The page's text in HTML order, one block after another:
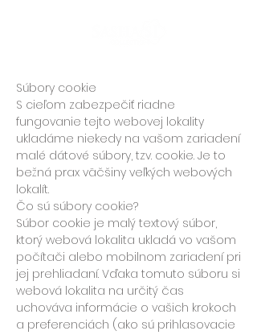
Súbory cookie
S cieľom zabezpečiť riadne
fungovanie tejto webovej lokality
ukladáme niekedy na vašom zariadení
malé dátové súbory, tzv. cookie. Je to
bežná prax väčšiny veľkých webových
lokalít.
Čo sú súbory cookie?
Súbor cookie je malý textový súbor,
ktorý webová lokalita ukladá vo vašom
počítači alebo mobilnom zariadení pri
jej prehliadaní. Vďaka tomuto súboru si
webová lokalita na určitý čas
uchováva informácie o vašich krokoch
a preferenciách (ako sú prihlasovacie